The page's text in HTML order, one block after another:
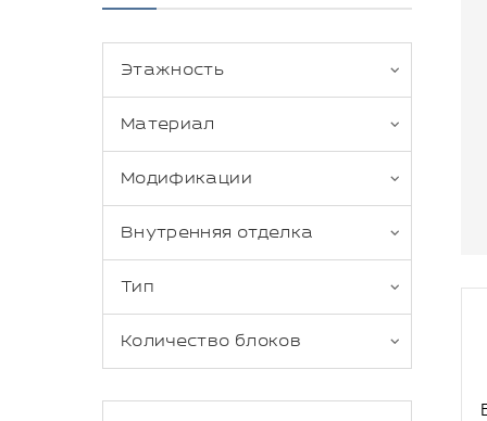
Этажность
Материал
Модификации
Внутренняя отделка
Тип
Количество блоков